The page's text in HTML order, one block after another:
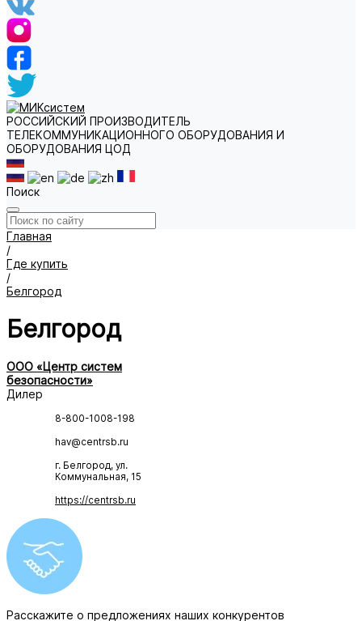
РОССИЙСКИЙ ПРОИЗВОДИТЕЛЬ
ТЕЛЕКОММУНИКАЦИОННОГО ОБОРУДОВАНИЯ И
ОБОРУДОВАНИЯ ЦОД
Поиск
Главная
/
Где купить
/
Белгород
Белгород
ООО «Центр систем
безопасности»
Дилер
8-800-1008-198
hav@centrsb.ru
г. Белгород, ул.
Коммунальная, 15
https://centrsb.ru
Расскажите о предложениях наших конкурентов